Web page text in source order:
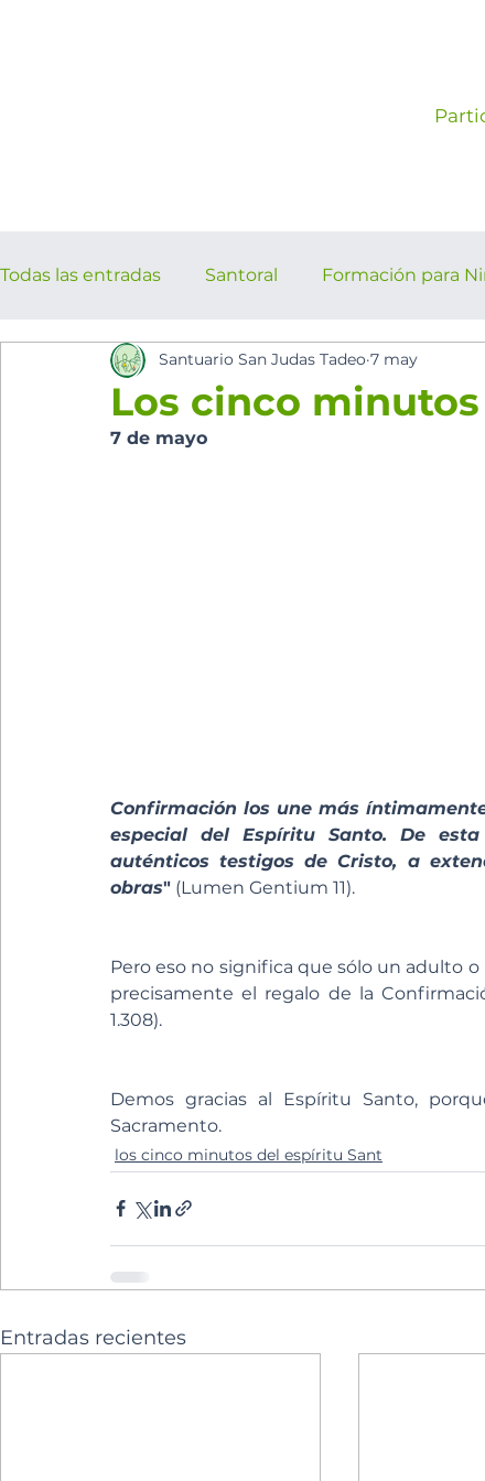
Todas las entradas Santoral Formación para
los cinco minutos del espíritu Sant Eventos
Los cinco
Santuario San Judas Tadeo 7 may
7 de mayo
Confirmación los une más
especial del Espíritu Santo. De
auténticos testigos de Cristo, a
obras" (Lumen Gentium 11).
Pero eso no significa que sólo un adulto
precisamente el regalo de la
1.308).
Demos gracias al Espíritu Santo,
Sacramento.
los cinco minutos del espíritu Sant
Entradas recientes